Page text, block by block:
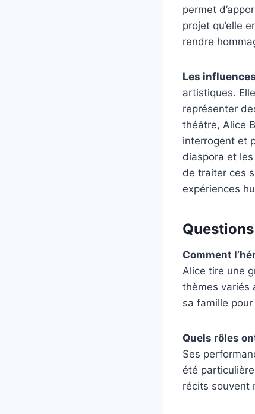
permet
projet qu’elle
rendre
Les
artistiques.
représenter
théâtre, Alice
interrogent et
diaspora et
de traiter ces
expériences
Comment
Alice tire une
thèmes variés
sa famille
Quels rôles
Ses
été
récits souvent